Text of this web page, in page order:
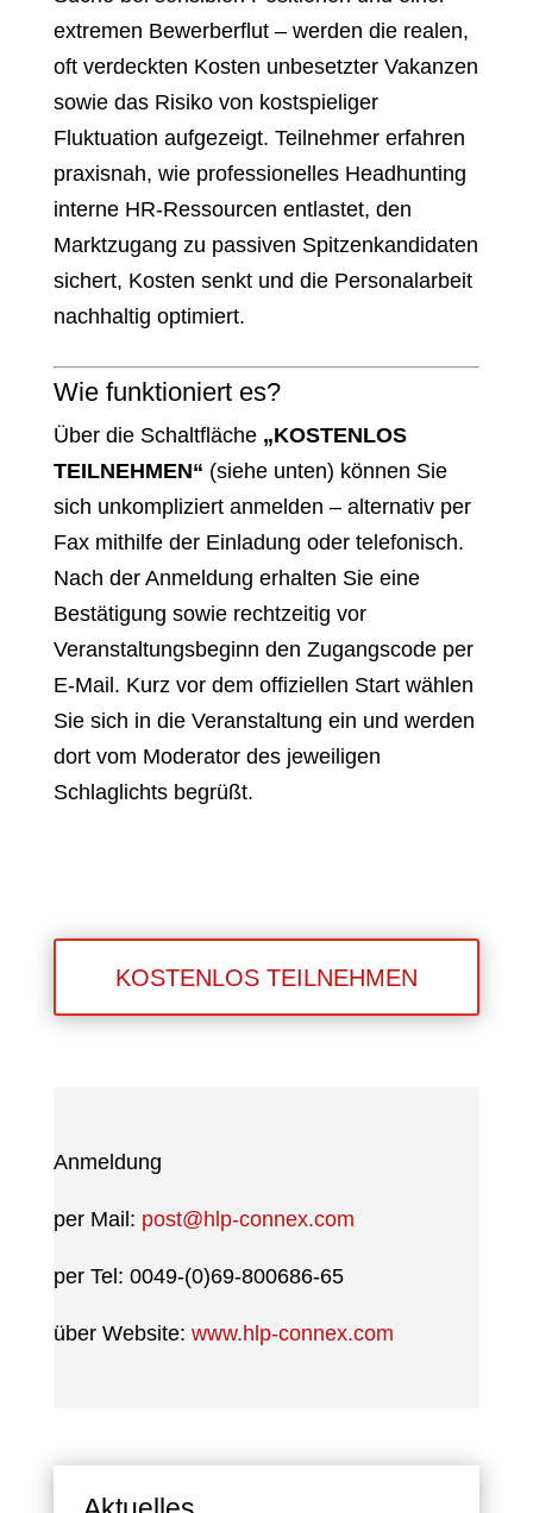
extremen Bewerberflut – werden die realen,
oft verdeckten Kosten unbesetzter Vakanzen
sowie das Risiko von kostspieliger
Fluktuation aufgezeigt. Teilnehmer erfahren
praxisnah, wie professionelles Headhunting
interne HR-Ressourcen entlastet, den
Marktzugang zu passiven Spitzenkandidaten
sichert, Kosten senkt und die Personalarbeit
nachhaltig optimiert.
Wie funktioniert es?
Über die Schaltfläche „KOSTENLOS
TEILNEHMEN“ (siehe unten) können Sie
sich unkompliziert anmelden – alternativ per
Fax mithilfe der Einladung oder telefonisch.
Nach der Anmeldung erhalten Sie eine
Bestätigung sowie rechtzeitig vor
Veranstaltungsbeginn den Zugangscode per
E-Mail. Kurz vor dem offiziellen Start wählen
Sie sich in die Veranstaltung ein und werden
dort vom Moderator des jeweiligen
Schlaglichts begrüßt.
KOSTENLOS TEILNEHMEN
Anmeldung
per Mail: post@hlp-connex.com
per Tel: 0049-(0)69-800686-65
über Website: www.hlp-connex.com